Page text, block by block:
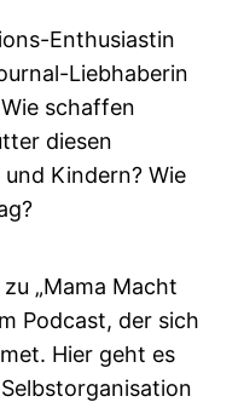
Enthusiastin
Liebhaberin
schaffen
diesen
Kindern? Wie
„Mama Macht
Podcast, der sich
Hier geht es